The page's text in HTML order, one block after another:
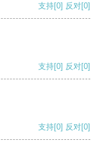
支持[0] 反对[0]
支持[0] 反对[0]
支持[0] 反对[0]